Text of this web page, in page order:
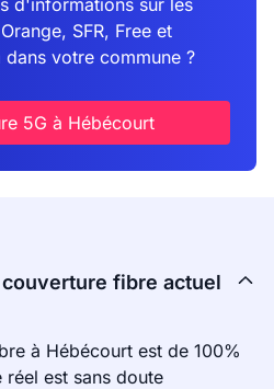
d'informations sur les
SFR, Free et
dans votre commune ?
5G à Hébécourt
fibre actuel
à Hébécourt est de 100%
réel est sans doute